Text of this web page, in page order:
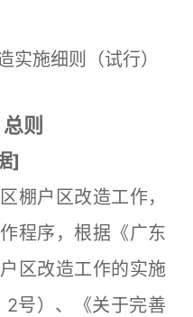
实施细则（试行）
则
]
棚户区改造工作，
程序，根据《广东
区改造工作的实施
号）、《关于完善